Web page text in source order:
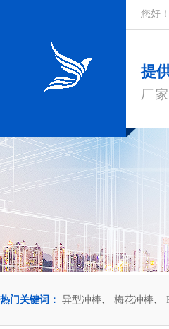
您好
提
厂
热门关键词： 异型冲棒、 梅花冲棒、